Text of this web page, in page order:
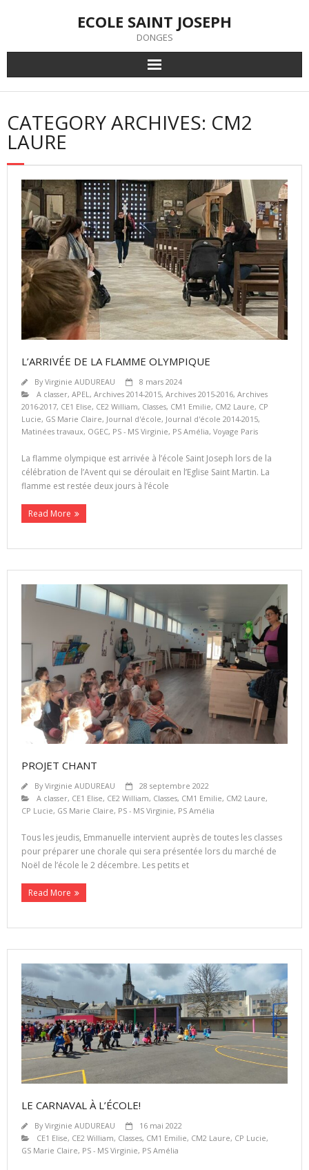
ECOLE SAINT JOSEPH
DONGES
CATEGORY ARCHIVES: CM2
LAURE
L’ARRIVÉE DE LA FLAMME OLYMPIQUE
ByVirginie AUDUREAU
8 mars 2024
A classer, APEL , Archives 2014-2015, Archives 2015-2016, Archives
2016-2017, CE1 Elise, CE2 William, Classes, CM1 Emilie, CM2 Laure, CP
Lucie, GS Marie Claire, Journal d'école, Journal d'école 2014-2015,
Matinées travaux, OGEC, PS - MS Virginie, PS Amélia, Voyage Paris
La flamme olympique est arrivée à l’école Saint Joseph lors de la
célébration de l’Avent qui se déroulait en l’Eglise Saint Martin. La
flamme est restée deux jours à l’école
Read More
PROJET CHANT
ByVirginie AUDUREAU
28 septembre 2022
A classer, CE1 Elise, CE2 William, Classes, CM1 Emilie, CM2 Laure,
CP Lucie, GS Marie Claire, PS - MS Virginie, PS Amélia
Tous les jeudis, Emmanuelle intervient auprès de toutes les classes
pour préparer une chorale qui sera présentée lors du marché de
Noël de l’école le 2 décembre. Les petits et
Read More
LE CARNAVAL À L’ÉCOLE!
ByVirginie AUDUREAU
16 mai 2022
CE1 Elise, CE2 William, Classes, CM1 Emilie, CM2 Laure, CP Lucie,
GS Marie Claire, PS - MS Virginie, PS Amélia